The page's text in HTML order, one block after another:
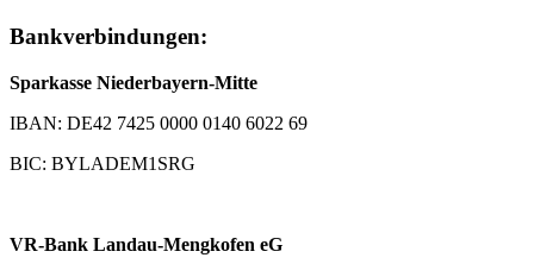
Bankverbindungen:
Sparkasse Niederbayern-Mitte
IBAN: DE42 7425 0000 0140 6022 69
BIC: BYLADEM1SRG
VR-Bank Landau-Mengkofen eG